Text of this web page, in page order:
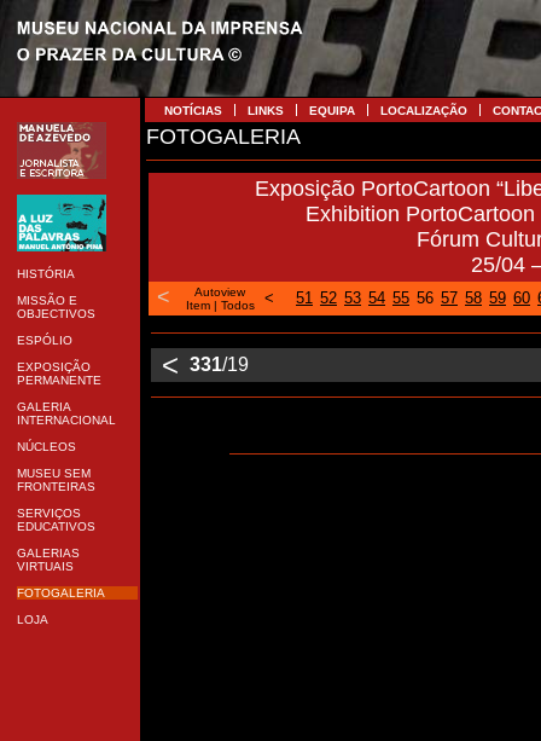
HISTÓRIA
MISSÃO E
OBJECTIVOS
ESPÓLIO
EXPOSIÇÃO
PERMANENTE
GALERIA
INTERNACIONAL
NÚCLEOS
MUSEU SEM
FRONTEIRAS
SERVIÇOS
EDUCATIVOS
GALERIAS
VIRTUAIS
FOTOGALERIA
LOJA
NOTÍCIAS LINKS EQUIPA LOCALIZAÇÃO
FOTOGALERIA
Exposição PortoCartoon
Exhibition PortoCartoon
Fórum
25/04
<
Autoview
Item| Todos < 51 52 53 54 55 56 57 58 59 60
< 331/19